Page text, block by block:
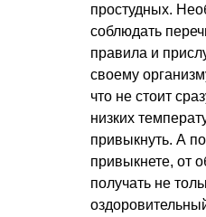
простудных.
соблюдать
правила и
своему
что не стоит
низких
привыкнуть. А
привыкнете, от
получать не